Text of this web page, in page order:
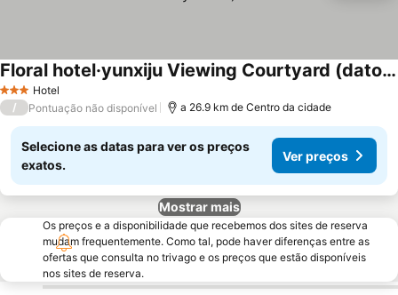
3 EstrelasHotel
Floral hotel·yunxiju Viewing Courtyard (datong Ancient City Store)
/ Pontuação não disponível a 26.9 km de Centro da cidade
Selecione as datas para ver os preços
exatos.
Ver preços
Mostrar mais
Os preços e a disponibilidade que recebemos dos sites de reserva
mudam frequentemente. Como tal, pode haver diferenças entre as
ofertas que consulta no trivago e os preços que estão disponíveis
nos sites de reserva.